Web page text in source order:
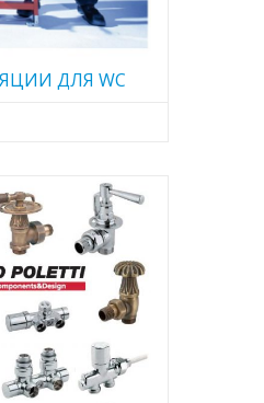
ДЛЯ WC